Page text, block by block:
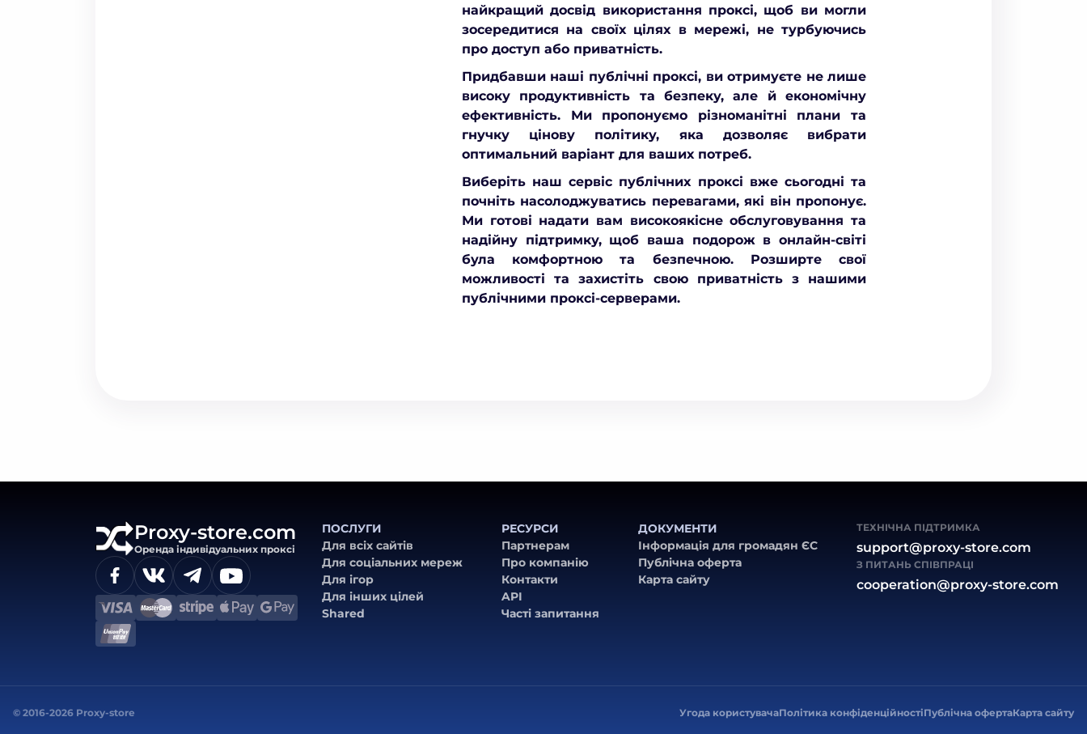
найкращий досвід використання проксі, щоб ви могли
зосередитися на своїх цілях в мережі, не турбуючись
про доступ або приватність.
Придбавши наші публічні проксі, ви отримуєте не лише
високу продуктивність та безпеку, але й економічну
ефективність. Ми пропонуємо різноманітні плани та
гнучку цінову політику, яка дозволяє вибрати
оптимальний варіант для ваших потреб.
Виберіть наш сервіс публічних проксі вже сьогодні та
почніть насолоджуватись перевагами, які він пропонує.
Ми готові надати вам високоякісне обслуговування та
надійну підтримку, щоб ваша подорож в онлайн-світі
була комфортною та безпечною. Розширте свої
можливості та захистіть свою приватність з нашими
публічними проксі-серверами.
Proxy-store.com
Оренда індивідуальних проксі
ПОСЛУГИ
Для всіх сайтів
Для соціальних мереж
Для ігор
Для інших цілей
Shared
РЕСУРСИ
Партнерам
Про компанію
Контакти
API
Часті запитання
ДОКУМЕНТИ
Інформація для громадян ЄС
Публічна оферта
Карта сайту
ТЕХНІЧНА ПІДТРИМКА
support@proxy-store.com
З ПИТАНЬ СПІВПРАЦІ
cooperation@proxy-store.com
© 2016-2026 Proxy-store Угода користувачаПолітика конфіденційностіПублічна офертаКарта сайту